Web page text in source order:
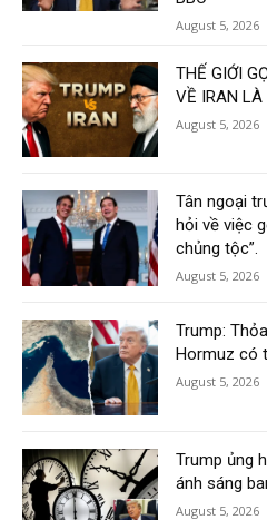
August 5, 2026
THẾ GIỚI
VỀ IRAN LÀ
August 5, 2026
Tân ngoại
hỏi về việc
chủng tộc”.
August 5, 2026
Trump:
Hormuz có
August 5, 2026
Trump ủng
ánh sáng
August 5, 2026